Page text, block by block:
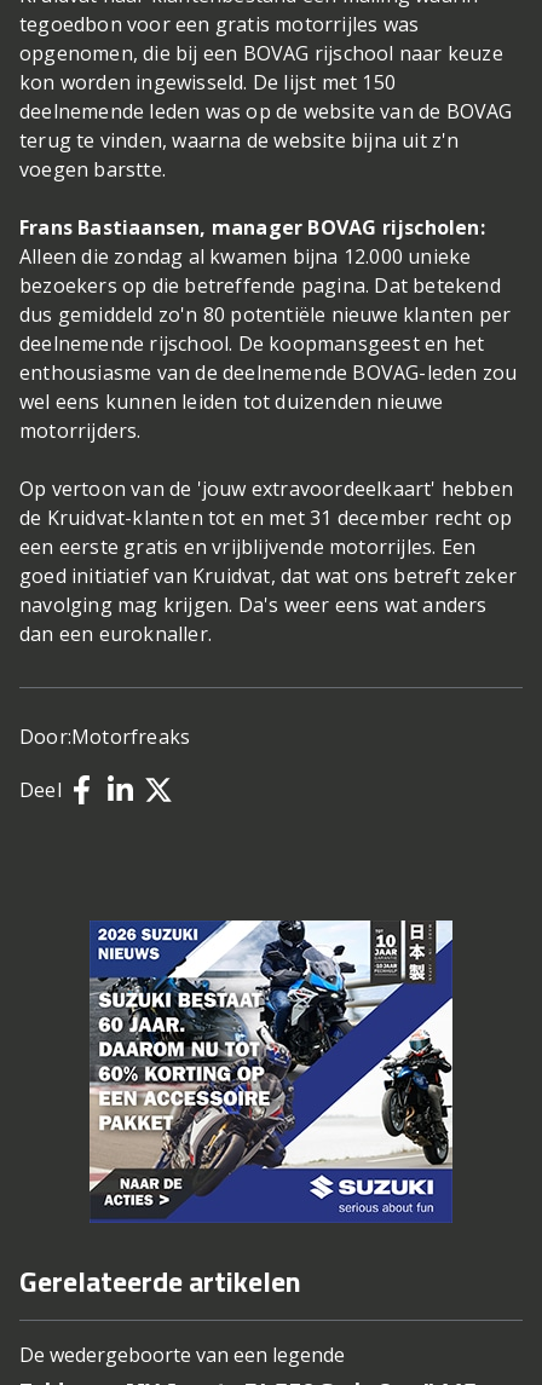
tegoedbon voor een gratis motorrijles was
opgenomen, die bij een BOVAG rijschool naar keuze
kon worden ingewisseld. De lijst met 150
deelnemende leden was op de website van de BOVAG
terug te vinden, waarna de website bijna uit z'n
voegen barstte.
Frans Bastiaansen, manager BOVAG rijscholen:
Alleen die zondag al kwamen bijna 12.000 unieke
bezoekers op die betreffende pagina. Dat betekend
dus gemiddeld zo'n 80 potentiële nieuwe klanten per
deelnemende rijschool. De koopmansgeest en het
enthousiasme van de deelnemende BOVAG-leden zou
wel eens kunnen leiden tot duizenden nieuwe
motorrijders.
Op vertoon van de 'jouw extravoordeelkaart' hebben
de Kruidvat-klanten tot en met 31 december recht op
een eerste gratis en vrijblijvende motorrijles. Een
goed initiatief van Kruidvat, dat wat ons betreft zeker
navolging mag krijgen. Da's weer eens wat anders
dan een euroknaller.
Door:Motorfreaks
Deel
Gerelateerde artikelen
De wedergeboorte van een legende